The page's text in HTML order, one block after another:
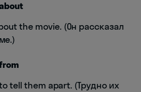
the movie. (Он рассказал
tell them apart. (Трудно их